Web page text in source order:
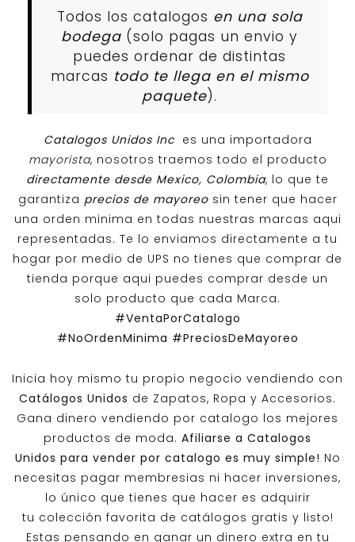
Todos los catalogos en una sola
bodega (solo pagas un envio y
puedes ordenar de distintas
marcas todo te llega en el mismo
paquete).
Catalogos Unidos Inc es una importadora
mayorista, nosotros traemos todo el producto
directamente desde Mexico, Colombia, lo que te
garantiza precios de mayoreosin tener que hacer
una orden minima en todas nuestras marcas aqui
representadas. Te lo enviamos directamente a tu
hogar por medio de UPS no tienes que comprar de
tienda porque aqui puedes comprar desde un
solo producto que cada Marca.
#VentaPorCatalogo
#NoOrdenMinima #PreciosDeMayoreo
Inicia hoy mismo tu propio negocio vendiendo con
Catálogos Unidos de Zapatos, Ropa y Accesorios.
Gana dinero vendiendo por catalogo los mejores
productos de moda. Afiliarse a Catalogos
Unidos para vender por catalogo es muy simple! No
necesitas pagar membresias ni hacer inversiones,
lo único que tienes que hacer es adquirir
tu colección favorita de catálogos gratis y listo!
Estas pensando en ganar un dinero extra en tu